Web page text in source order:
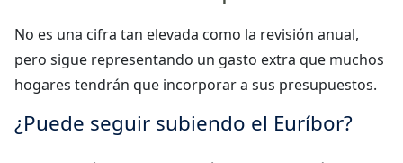
No es una cifra tan elevada como la revisión anual,
pero sigue representando un gasto extra que muchos
hogares tendrán que incorporar a sus presupuestos.
¿Puede seguir subiendo el Euríbor?